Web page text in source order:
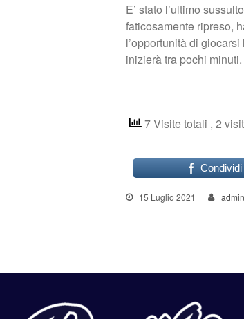
E’ stato l’ultimo
faticosamente ripreso,
l’opportunità di
inizierà tra pochi minuti.
7 Visite totali , 2
Condividi
15 Luglio 2021 admin